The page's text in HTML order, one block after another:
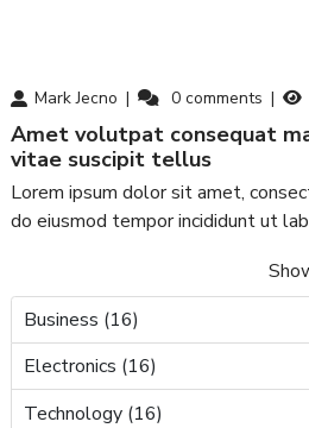
Business (16)
Electronics (16)
Technology (16)
Mark Jecno 0 comments
amet volutpat consequat mauris nunc congue nisi
vitae suscipit tellus
Lorem ipsum dolor sit amet,
do eiusmod tempor incididunt ut